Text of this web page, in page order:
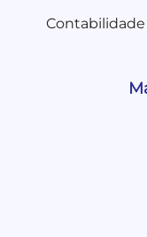
Contabilidade